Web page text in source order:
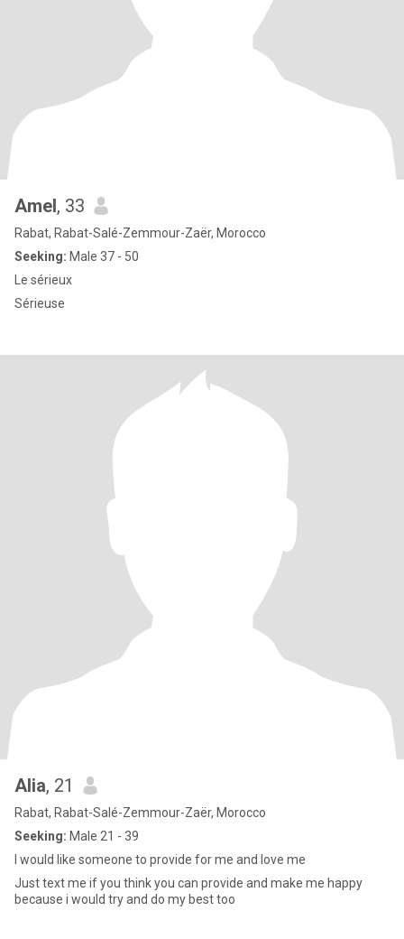
Amel, 33
Rabat, Rabat-Salé-Zemmour-Zaër, Morocco
Seeking: Male 37 - 50
Le sérieux
Sérieuse
Alia, 21
Rabat, Rabat-Salé-Zemmour-Zaër, Morocco
Seeking: Male 21 - 39
I would like someone to provide for me and love me
Just text me if you think you can provide and make me happy
because i would try and do my best too